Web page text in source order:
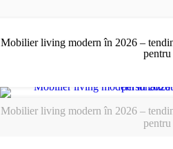
Mobilier living modern în 2026 –
pentru
Mobilier living modern în 2026 –
pentru